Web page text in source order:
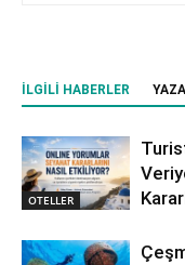
İLGILI HABERLER
OTELLER